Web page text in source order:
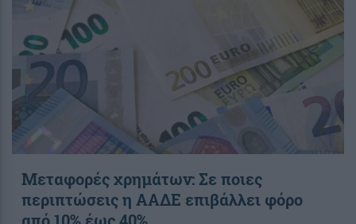
Μεταφορές χρημάτων: Σε ποιες
περιπτώσεις η ΑΑΔΕ επιβάλλει φόρο